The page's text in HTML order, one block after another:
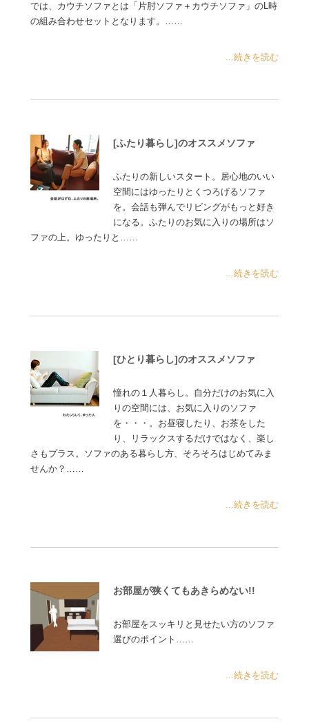
では、カウチソファとは「片肘ソファ＋カウチソファ」のL時
の組み合わせセットとなります。……
...続きを読む
[ふたり暮らし]のオススメソファ
ふたりの新しいスタート。居心地のいい
空間にはゆったりとくつろげるソファ
を。会話も弾んでリビングがもっと好き
になる。ふたりのお気に入りの場所はソ
ファの上。ゆったりと……
...続きを読む
[ひとり暮らし]のオススメソファ
憧れの１人暮らし。自分だけのお気に入
りの空間には、お気に入りのソファ
を・・・。お昼寝したり、お茶をした
り、リラックスするだけではなく、楽し
さもプラス。ソファのある暮らし方、そろそろはじめてみま
せんか？……
...続きを読む
お部屋が狭くてもあきらめない!!
お部屋をスッキリと見せたい方のソファ
選びのポイント……
...続きを読む